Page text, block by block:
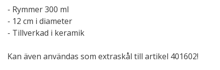
- Rymmer 300 ml
- 12 cm i diameter
- Tillverkad i keramik
Kan även användas som extraskål till artikel 401602!